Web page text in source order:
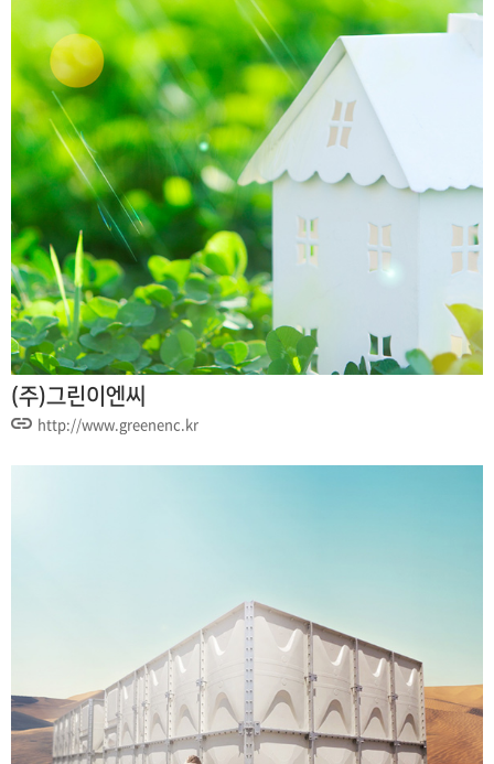
(주)그린이엔씨
http://www.greenenc.kr